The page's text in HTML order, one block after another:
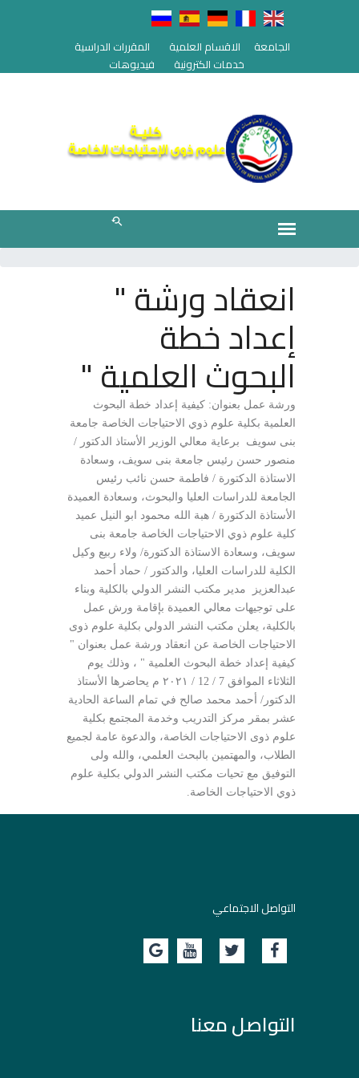
الجامعة الاقسام العلمية
المقررات الدراسية
خدمات الكترونية
فيديوهات
انعقاد ورشة "
إعداد خطة
البحوث العلمية "
ورشة عمل بعنوان: كيفية إعداد خطة البحوث
العلمية بكلية علوم ذوي الاحتياجات الخاصة جامعة
بنى سويف برعاية معالي الوزير الأستاذ الدكتور /
منصور حسن رئيس جامعة بنى سويف، وسعادة
الاستاذة الدكتورة / فاطمة حسن نائب رئيس
الجامعة للدراسات العليا والبحوث، وسعادة العميدة
الأستاذة الدكتورة / هبة الله محمود ابو النيل عميد
كلية علوم ذوي الاحتياجات الخاصة جامعة بنى
سويف، وسعادة الاستاذة الدكتورة/ ولاء ربيع وكيل
الكلية للدراسات العليا، والدكتور / حماد أحمد
عبدالعزيز مدير مكتب النشر الدولي بالكلية وبناء
على توجيهات معالي العميدة بإقامة ورش عمل
بالكلية، يعلن مكتب النشر الدولي بكلية علوم ذوى
الاحتياجات الخاصة عن انعقاد ورشة عمل بعنوان "
كيفية إعداد خطة البحوث العلمية " ، وذلك يوم
الثلاثاء الموافق 7 / 12 / ٢٠٢١ م يحاضرها الأستاذ
الدكتور/ أحمد محمد صالح في تمام الساعة الحادية
عشر بمقر مركز التدريب وخدمة المجتمع بكلية
علوم ذوى الاحتياجات الخاصة، والدعوة عامة لجميع
الطلاب، والمهتمين بالبحث العلمي، والله ولى
التوفيق مع تحيات مكتب النشر الدولي بكلية علوم
ذوي الاحتياجات الخاصة.
التواصل الاجتماعي
التواصل معنا